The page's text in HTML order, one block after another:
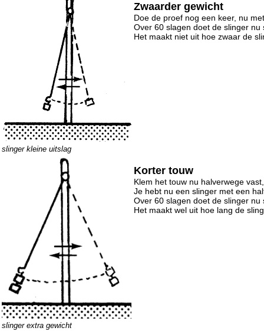
slinger kleine uitslag
Zwaarder gewicht
Doe de proef nog een keer, nu
Over 60 slagen doet de slinger nu
Het maakt niet uit hoe zwaar de
slinger extra gewicht
Korter touw
Klem het touw nu halverwege
Je hebt nu een slinger met een
Over 60 slagen doet de slinger nu
Het maakt wel uit hoe lang de